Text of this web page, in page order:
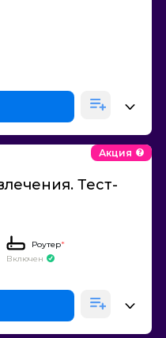
Тест-
Акция
Роутер*
Включен